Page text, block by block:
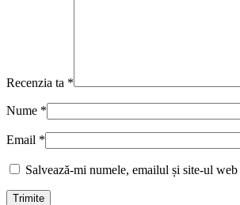
Recenzia ta *
Nume *
Email *
Salvează-mi numele, emailul și site-ul